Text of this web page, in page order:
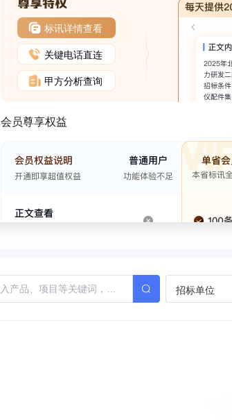
标讯详情查看
关键电话直连
甲方分析查询
会员尊享权益
招标单位